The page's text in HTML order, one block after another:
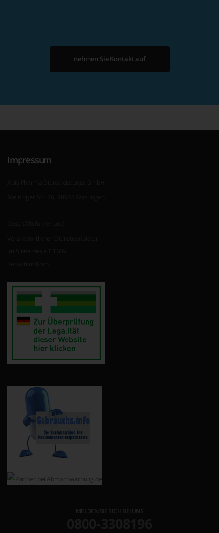
nehmen Sie Kontakt auf
Impressum
MELDEN SIE SICH BEI UNS